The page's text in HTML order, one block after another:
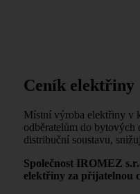
Ceník elektřiny
Místní výroba elektřiny v
odběratelům do
distribuční soustavu,
Společnost IROMEZ
elektřiny za přijatelnou